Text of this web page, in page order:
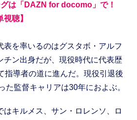
グは「DAZN for docomo」で！
聴】
を率いるのはグスタボ・アルフ
チン出身だが、現役時代に代表歴
指導者の道に進んだ。現役引退後
た監督キャリアは30年におよぶ。
キルメス、サン・ロレンソ、ロ